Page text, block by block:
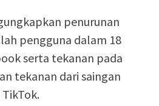
penurunan
pengguna dalam 18
serta tekanan pada
tekanan dari saingan